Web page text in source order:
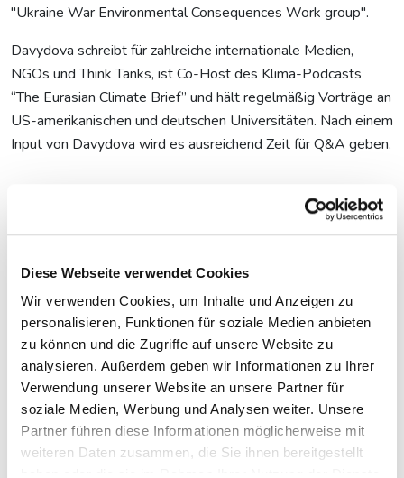
Diese Webseite verwendet Cookies
Wir verwenden Cookies, um Inhalte und Anzeigen zu
personalisieren, Funktionen für soziale Medien anbieten
zu können und die Zugriffe auf unsere Website zu
analysieren. Außerdem geben wir Informationen zu Ihrer
Verwendung unserer Website an unsere Partner für
soziale Medien, Werbung und Analysen weiter. Unsere
Partner führen diese Informationen möglicherweise mit
weiteren Daten zusammen, die Sie ihnen bereitgestellt
"Ukraine War Environmental Consequences Work group".
Davydova schreibt für zahlreiche internationale Medien,
NGOs und Think Tanks, ist Co-Host des Klima-Podcasts
“The Eurasian Climate Brief” und hält regelmäßig Vorträge an
US-amerikanischen und deutschen Universitäten. Nach einem
Input von Davydova wird es ausreichend Zeit für Q&A geben.
Workshops - coming up
15.09.2026
Textwerkstatt: Aus guten Texten große Geschichten
18.09.2026
Crashkurs Claude - der KI-Assistent für Journalist:innen